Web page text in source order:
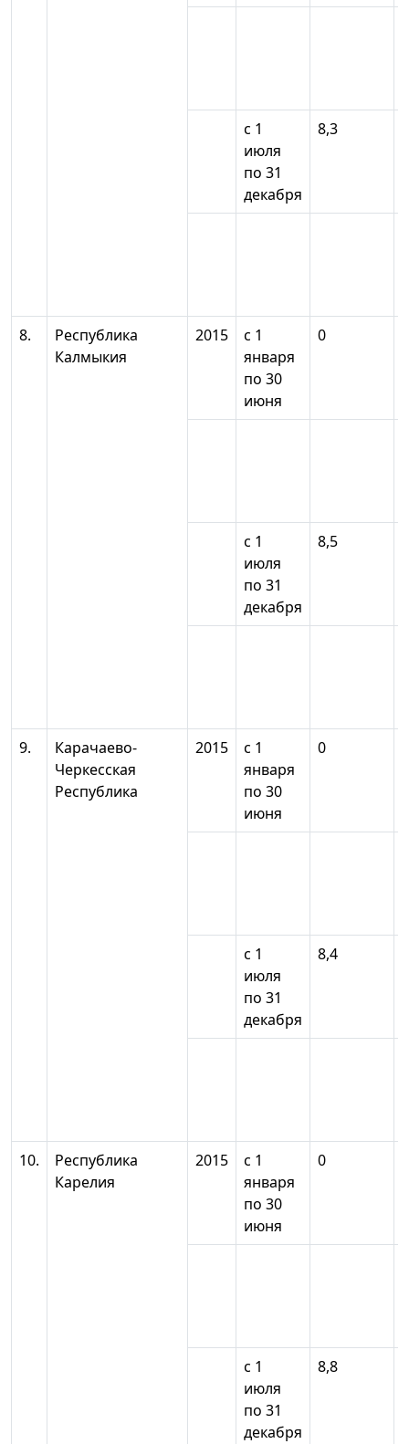
с 1
июля
по 31
декабря
8,3
8.
Республика
Калмыкия
2015
с 1
января
по 30
июня
0
с 1
июля
по 31
декабря
8,5
9.
Карачаево-
Черкесская
Республика
2015
с 1
января
по 30
июня
0
с 1
июля
по 31
декабря
8,4
10.
Республика
Карелия
2015
с 1
января
по 30
июня
0
с 1
июля
по 31
декабря
8,8